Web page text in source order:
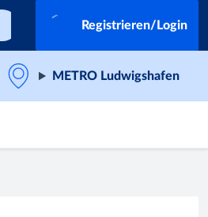
Registrieren/Login
METRO Ludwigshafen